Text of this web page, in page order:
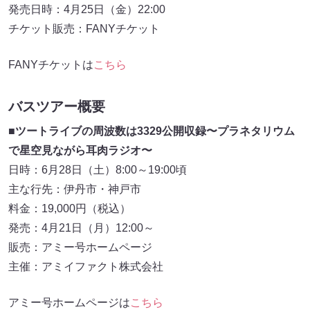
発売日時：4月25日（金）22:00
チケット販売：FANYチケット
FANYチケットはこちら
バスツアー概要
■ツートライブの周波数は3329公開収録〜プラネタリウム
で星空見ながら耳肉ラジオ〜
日時：6月28日（土）8:00～19:00頃
主な行先：伊丹市・神戸市
料金：19,000円（税込）
発売：4月21日（月）12:00～
販売：アミー号ホームページ
主催：アミイファクト株式会社
アミー号ホームページはこちら